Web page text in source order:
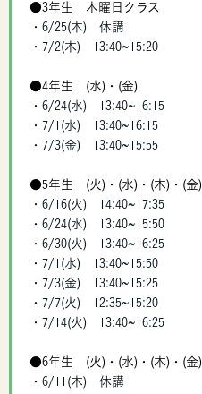
●3年生 木曜日クラス
・6/25(木) 休講
・7/2(木) 13:40~15:20
●4年生 (水)・(金)
・6/24(水) 13:40~16:15
・7/1(水) 13:40~16:15
・7/3(金) 13:40~15:55
●5年生 (火)・(水)・(木)・(金)
・6/16(火) 14:40~17:35
・6/24(水) 13:40~15:50
・6/30(火) 13:40~16:25
・7/1(水) 13:40~15:50
・7/3(金) 13:40~15:25
・7/7(火) 12:35~15:20
・7/14(火) 13:40~16:25
●6年生 (火)・(水)・(木)・(金)
・6/11(木) 休講